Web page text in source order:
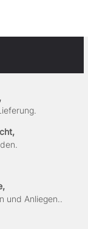
und Anliegen..